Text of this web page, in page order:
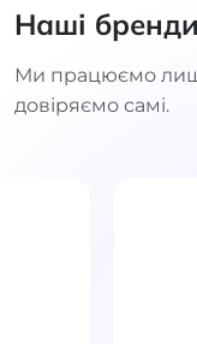
Наші бренди
Ми працюємо
довіряємо самі.